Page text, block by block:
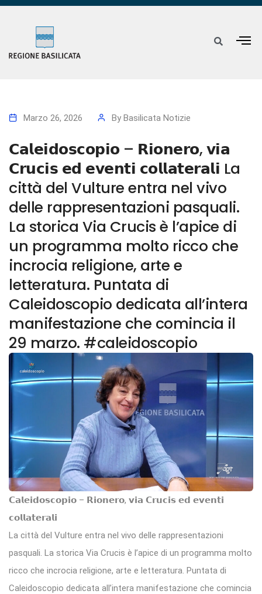
Marzo 26, 2026 By Basilicata Notizie
𝗖𝗮𝗹𝗲𝗶𝗱𝗼𝘀𝗰𝗼𝗽𝗶𝗼 – 𝗥𝗶𝗼𝗻𝗲𝗿𝗼, 𝘃𝗶𝗮
𝗖𝗿𝘂𝗰𝗶𝘀 𝗲𝗱 𝗲𝘃𝗲𝗻𝘁𝗶 𝗰𝗼𝗹𝗹𝗮𝘁𝗲𝗿𝗮𝗹𝗶 La
città del Vulture entra nel vivo
delle rappresentazioni pasquali.
La storica Via Crucis è l’apice di
un programma molto ricco che
incrocia religione, arte e
letteratura. Puntata di
Caleidoscopio dedicata all’intera
manifestazione che comincia il
29 marzo. #caleidoscopio
𝗖𝗮𝗹𝗲𝗶𝗱𝗼𝘀𝗰𝗼𝗽𝗶𝗼 – 𝗥𝗶𝗼𝗻𝗲𝗿𝗼, 𝘃𝗶𝗮 𝗖𝗿𝘂𝗰𝗶𝘀 𝗲𝗱 𝗲𝘃𝗲𝗻𝘁𝗶
𝗰𝗼𝗹𝗹𝗮𝘁𝗲𝗿𝗮𝗹𝗶
La città del Vulture entra nel vivo delle rappresentazioni
pasquali. La storica Via Crucis è l’apice di un programma molto
ricco che incrocia religione, arte e letteratura. Puntata di
Caleidoscopio dedicata all’intera manifestazione che comincia